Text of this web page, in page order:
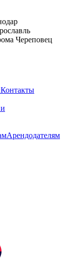
Череповец
Контакты
Арендодателям